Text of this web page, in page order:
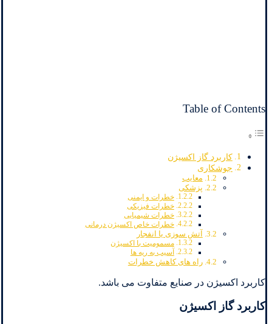
Table of Contents
کاربرد گاز اکسیژن
جوشکاری
معایب
پزشکی
خطرات و ایمنی
خطرات فیزیکی
خطرات شیمیایی
خطرات خاص اکسیژن درمانی
آتش سوزی یا انفجار
مسمومیت با اکسیژن
آسیب به ریه ها
راه های کاهش خطرات
کاربرد اکسیژن در صنایع متفاوت می باشد.
کاربرد گاز اکسیژن